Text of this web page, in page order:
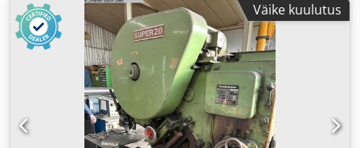
Väike kuulutus